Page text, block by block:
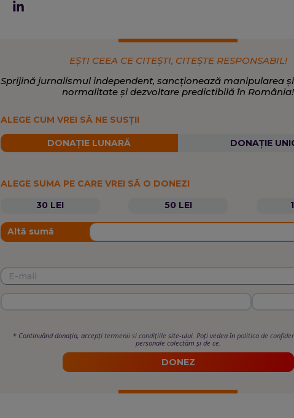
EȘTI CEEA CE CITEȘTI, CITEȘTE RESPONSABIL!
Sprijină jurnalismul independent, sancționează manipularea
normalitate și dezvoltare predictibilă în România!
ALEGE CUM VREI SĂ NE SUSȚII
DONAȚIE LUNARĂ DONAȚIE
ALEGE SUMA PE CARE VREI SĂ O DONEZI
30 LEI
50 LEI
Altă sumă
* Continuând donația, accepțitermenii si condițiile site-ului. Poți vedea înpolitica de
personale colectăm și de ce.
DONEZ